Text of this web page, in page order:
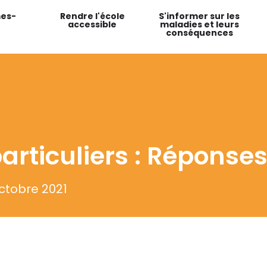
Rendre l'école
accessible
S'informer sur les
maladies et leurs
conséquences
: Réponses
2021